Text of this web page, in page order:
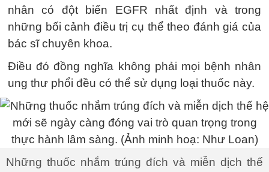
nhân có đột biến EGFR nhất định và trong
những bối cảnh điều trị cụ thể theo đánh giá của
bác sĩ chuyên khoa.
Điều đó đồng nghĩa không phải mọi bệnh nhân
ung thư phổi đều có thể sử dụng loại thuốc này.
Những thuốc nhắm trúng đích và miễn dịch thế